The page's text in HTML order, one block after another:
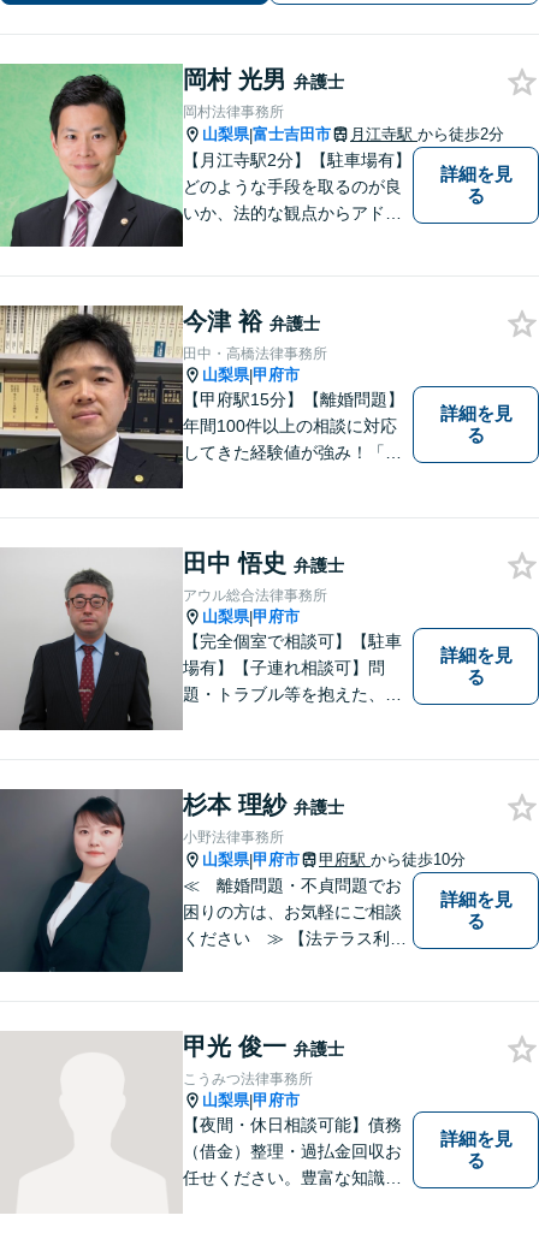
岡村 光男 弁護士
岡村法律事務所
山梨県|富士吉田市 月江寺駅 から徒歩2分
【月江寺駅2分】【駐車場有】
どのような手段を取るのが良
いか、法的な観点からアドバ
詳細を見
る
今津 裕 弁護士
田中・高橋法律事務所
山梨県|甲府市
【甲府駅15分】【離婚問題】
年間100件以上の相談に対応
してきた経験値が強み！「離
の作成や相続人の紛争解決ま
で幅広く対応できます【初回
面談無料】
詳細を見
る
田中 悟史 弁護士
アウル総合法律事務所
山梨県|甲府市
【完全個室で相談可】【駐車
場有】【子連れ相談可】問
題・トラブル等を抱えた、ま
分析し、解決に向けてどのよ
うな方法・手段を取ることが
良いのか等を助言させていた
だきます。
詳細を見
る
杉本 理紗 弁護士
小野法律事務所
山梨県|甲府市 甲府駅 から徒歩10分
≪ 離婚問題・不貞問題でお
困りの方は、お気軽にご相談
ください ≫ 【法テラス利用
護士には、守秘義務がありま
すので、ご安心してご相談を
いただければと思います。
詳細を見
る
甲光 俊一 弁護士
こうみつ法律事務所
山梨県|甲府市
【夜間・休日相談可能】債務
（借金）整理・過払金回収お
任せください。豊富な知識・
詳細を見
る